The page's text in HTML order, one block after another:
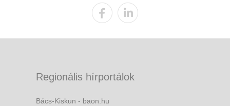
Regionális hírportálok
Bács-Kiskun - baon.hu